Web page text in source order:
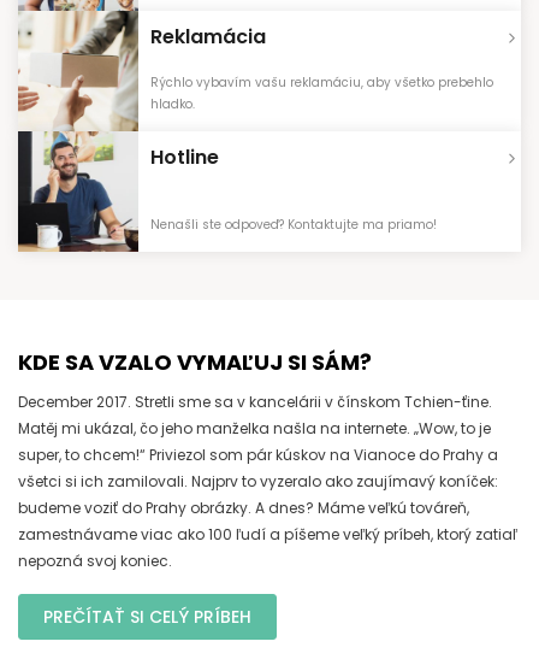
Reklamácia
Rýchlo vybavím vašu reklamáciu, aby všetko prebehlo
hladko.
Hotline
Nenašli ste odpoveď? Kontaktujte ma priamo!
KDE SA VZALO VYMAĽUJ SI SÁM?
December 2017. Stretli sme sa v kancelárii v čínskom Tchien-ťine.
Matěj mi ukázal, čo jeho manželka našla na internete. „Wow, to je
super, to chcem!“ Priviezol som pár kúskov na Vianoce do Prahy a
všetci si ich zamilovali. Najprv to vyzeralo ako zaujímavý koníček:
budeme voziť do Prahy obrázky. A dnes? Máme veľkú továreň,
zamestnávame viac ako 100 ľudí a píšeme veľký príbeh, ktorý zatiaľ
nepozná svoj koniec.
PREČÍTAŤ SI CELÝ PRÍBEH